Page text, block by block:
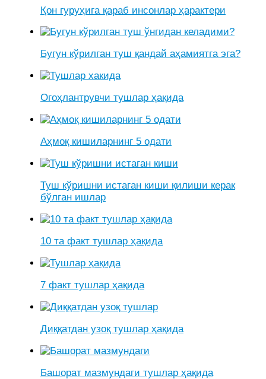
Қон гуруҳига қараб инсонлар ҳарактери
Бугун кўрилган туш қандай аҳамиятга эга?
Огоҳлантрувчи тушлар ҳақида
Аҳмоқ кишиларнинг 5 одати
Туш кўришни истаган киши қилиши керак
бўлган ишлар
10 та факт тушлар ҳақида
7 факт тушлар ҳақида
Диққатдан узоқ тушлар ҳақида
Башорат мазмундаги тушлар ҳақида